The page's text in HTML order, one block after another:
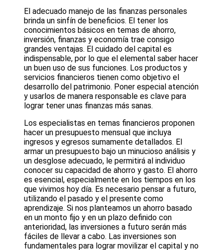
El adecuado manejo de las finanzas personales
brinda un sinfín de beneficios. El tener los
conocimientos básicos en temas de ahorro,
inversión, finanzas y economía trae consigo
grandes ventajas. El cuidado del capital es
indispensable, por lo que el elemental saber hacer
un buen uso de sus funciones. Los productos y
servicios financieros tienen como objetivo el
desarrollo del patrimonio. Poner especial atención
y usarlos de manera responsable es clave para
lograr tener unas finanzas más sanas.
Los especialistas en temas financieros proponen
hacer un presupuesto mensual que incluya
ingresos y egresos sumamente detallados. El
armar un presupuesto bajo un minucioso análisis y
un desglose adecuado, le permitirá al individuo
conocer su capacidad de ahorro y gasto. El ahorro
es esencial, especialmente en los tiempos en los
que vivimos hoy día. Es necesario pensar a futuro,
utilizando el pasado y el presente como
aprendizaje. Si nos planteamos un ahorro basado
en un monto fijo y en un plazo definido con
anterioridad, las inversiones a futuro serán más
fáciles de llevar a cabo. Las inversiones son
fundamentales para lograr movilizar el capital y no